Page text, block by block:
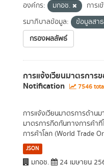
องค์กร: มกอช. การเ
รมาภิบาลข้อมูล:
ข้อมูลสา
กรองผลลัพธ์
การแจ้งเวียนมาตรการ
Notification 7546
การแจ้งเวียนมาตรการด้าน
มาตรการกีดกันทางการค้าที่
การค้าโลก (World Trade
JSON
มกอช. 24 เมษายน